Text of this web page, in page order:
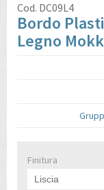
Cod. DC09L4
Bordo
Legno
Finitura
Liscia